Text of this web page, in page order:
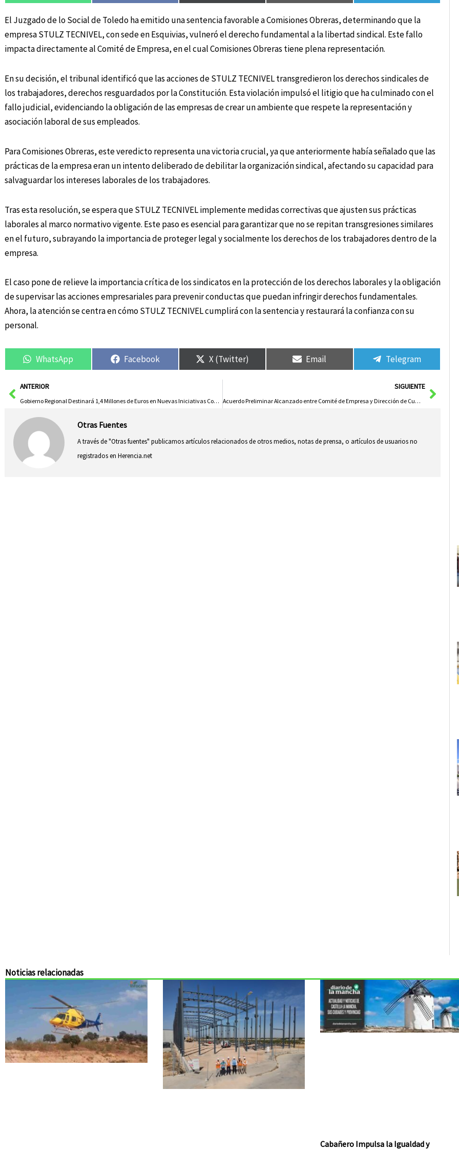
El Juzgado de lo Social de Toledo ha emitido una sentencia favorable a Comisiones Obreras, determinando que la
empresa STULZ TECNIVEL, con sede en Esquivias, vulneró el derecho fundamental a la libertad sindical. Este fallo
impacta directamente al Comité de Empresa, en el cual Comisiones Obreras tiene plena representación.
En su decisión, el tribunal identificó que las acciones de STULZ TECNIVEL transgredieron los derechos sindicales de
los trabajadores, derechos resguardados por la Constitución. Esta violación impulsó el litigio que ha culminado con el
fallo judicial, evidenciando la obligación de las empresas de crear un ambiente que respete la representación y
asociación laboral de sus empleados.
Para Comisiones Obreras, este veredicto representa una victoria crucial, ya que anteriormente había señalado que las
prácticas de la empresa eran un intento deliberado de debilitar la organización sindical, afectando su capacidad para
salvaguardar los intereses laborales de los trabajadores.
Tras esta resolución, se espera que STULZ TECNIVEL implemente medidas correctivas que ajusten sus prácticas
laborales al marco normativo vigente. Este paso es esencial para garantizar que no se repitan transgresiones similares
en el futuro, subrayando la importancia de proteger legal y socialmente los derechos de los trabajadores dentro de la
empresa.
El caso pone de relieve la importancia crítica de los sindicatos en la protección de los derechos laborales y la obligación
de supervisar las acciones empresariales para prevenir conductas que puedan infringir derechos fundamentales.
Ahora, la atención se centra en cómo STULZ TECNIVEL cumplirá con la sentencia y restaurará la confianza con su
personal.
WhatsApp Facebook X (Twitter) Email Telegram
AntANTERIOR
Gobierno Regional Destinará 1,4 Millones de Euros en Nuevas Iniciativas Comunitarias
SIGUIENTE
Acuerdo Preliminar Alcanzado entre Comité de Empresa y Dirección de Cummins en la Negociación del ERE
Otras Fuentes
A través de "Otras fuentes" publicamos artículos relacionados de otros medios, notas de prensa, o artículos de usuarios no
registrados en Herencia.net
Noticias relacionadas
Cabañero Impulsa la Igualdad y